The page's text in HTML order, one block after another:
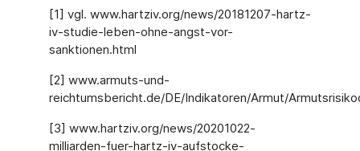
[1] vgl. www.hartziv.org/news/20181207-hartz-
iv-studie-leben-ohne-angst-vor-
sanktionen.html
[2] www.armuts-und-
reichtumsbericht.de/DE/Indikatoren/Armut/
[3] www.hartziv.org/news/20201022-
milliarden-fuer-hartz-iv-aufstocke-